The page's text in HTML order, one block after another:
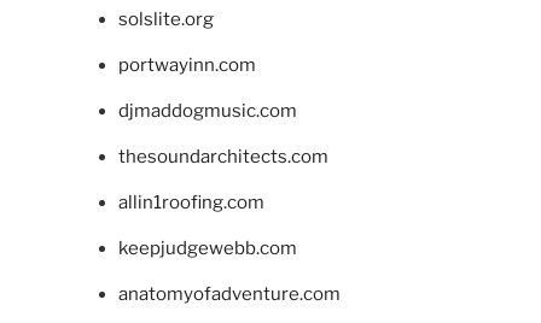
solslite.org
portwayinn.com
djmaddogmusic.com
thesoundarchitects.com
allin1roofing.com
keepjudgewebb.com
anatomyofadventure.com